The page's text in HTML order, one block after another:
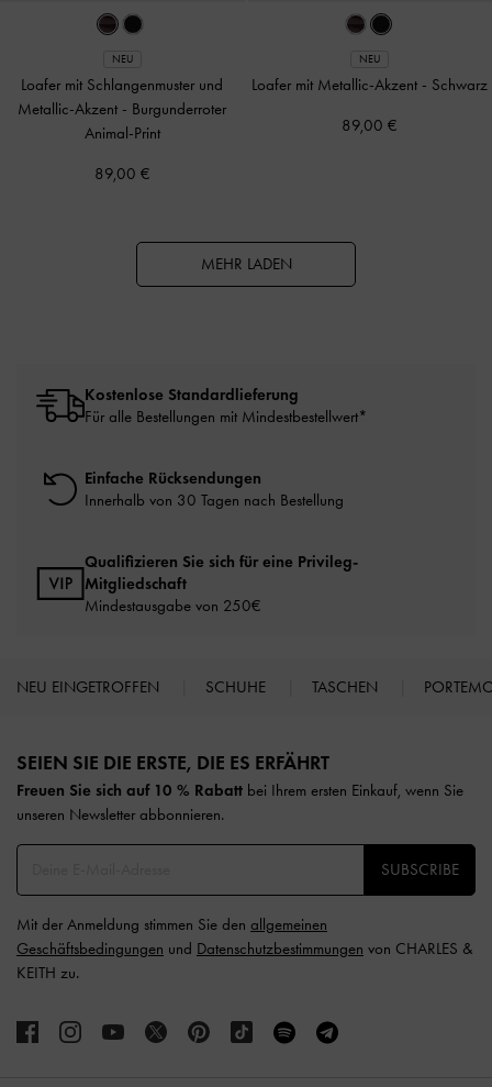
NEU
Loafer mit Schlangenmuster und
Metallic-Akzent - Burgunderroter
Animal-Print
89,00 €
NEU
Loafer mit Metallic-Akzent - Schwarz
89,00 €
MEHR LADEN
Kostenlose Standardlieferung
Für alle Bestellungen mit Mindestbestellwert*
Einfache Rücksendungen
Innerhalb von 30 Tagen nach Bestellung
Qualifizieren Sie sich für eine Privileg-
Mitgliedschaft
Mindestausgabe von 250€
NEU EINGETROFFEN SCHUHE TASCHEN
SEIEN SIE DIE ERSTE, DIE ES ERFÄHRT​
Freuen Sie sich auf 10 % Rabatt bei Ihrem ersten Einkauf, wenn Sie
unseren Newsletter abbonnieren.​
SUBSCRIBE
Mit der Anmeldung stimmen Sie den allgemeinen
Geschäftsbedingungen und Datenschutzbestimmungen von CHARLES &
KEITH zu.